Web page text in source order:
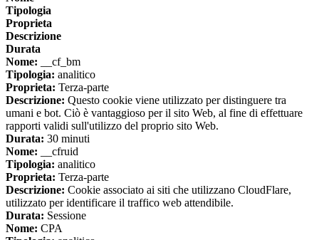
Tipologia
Proprieta
Descrizione
Durata
Nome: __cf_bm
Tipologia: analitico
Proprieta: Terza-parte
Descrizione: Questo cookie viene utilizzato per distinguere tra
umani e bot. Ciò è vantaggioso per il sito Web, al fine di effettuare
rapporti validi sull'utilizzo del proprio sito Web.
Durata: 30 minuti
Nome: __cfruid
Tipologia: analitico
Proprieta: Terza-parte
Descrizione: Cookie associato ai siti che utilizzano CloudFlare,
utilizzato per identificare il traffico web attendibile.
Durata: Sessione
Nome: CPA